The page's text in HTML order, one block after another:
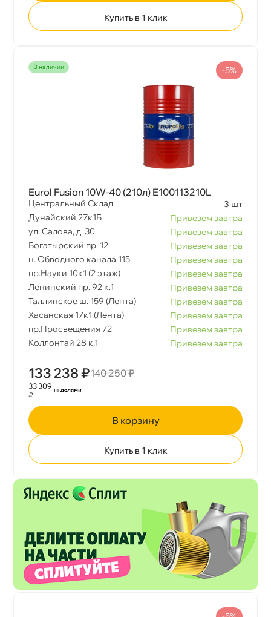
Купить в 1 клик
наличии
Eurol Fusion 10W-40 (210л) E100113210L
Центральный Склад
3 шт
Дунайский 27к1Б
Привезем завтра
ул. Салова, д. 30
Привезем завтра
Богатырский пр. 12
Привезем завтра
н. Обводного канала 115
Привезем завтра
пр.Науки 10к1 (2 этаж)
Привезем завтра
Ленинский пр. 92 к.1
Привезем завтра
Таллинское ш. 159 (Лента)
Привезем завтра
Хасанская 17к1 (Лента)
Привезем завтра
пр.Просвещения 72
Привезем завтра
Коллонтай 28 к.1
Привезем завтра
133 238 ₽140 250 ₽
-5%
33 309
₽
корзину
Купить в 1 клик